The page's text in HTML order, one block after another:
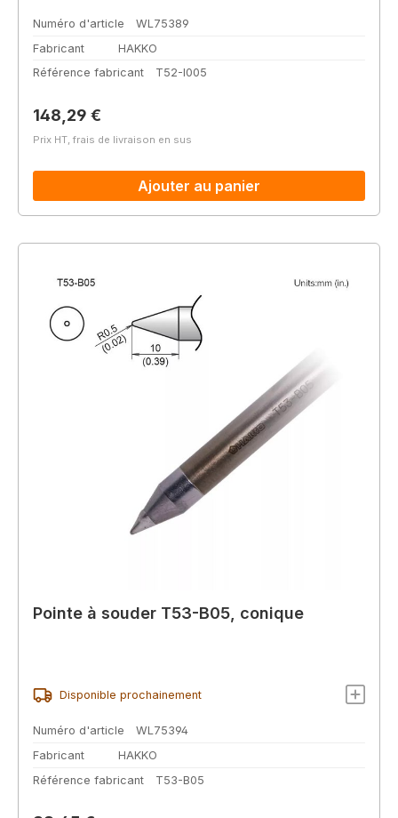
Numéro d'article
WL75389
Fabricant
HAKKO
Référence fabricant
T52-I005
Prix régulier :
148,29 €
Prix HT, frais de livraison en sus
Ajouter au panier
Pointe à souder T53-B05, conique
Disponible prochainement
Numéro d'article
WL75394
Fabricant
HAKKO
Référence fabricant
T53-B05